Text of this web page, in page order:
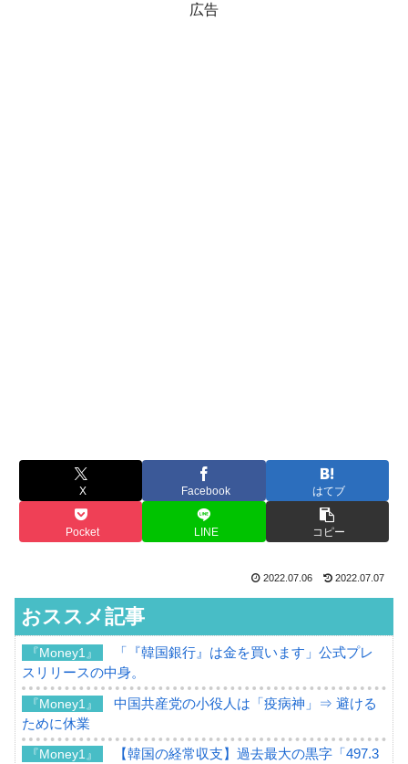
広告
X Facebook はてブ
Pocket LINE コピー
2022.07.06 2022.07.07
おススメ記事
『Money1』
「『韓国銀行』は金を買います」公式プレ
スリリースの中身。
『Money1』
中国共産党の小役人は「疫病神」⇒ 避ける
ために休業
『Money1』
【韓国の経常収支】過去最大の黒字「497.3